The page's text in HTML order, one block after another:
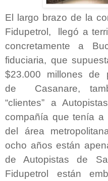
El largo brazo de la
Fidupetrol,
llegó a
concretamente a
fiduciaria, que
$23.000 millones de
de
Casanare,
“clientes” a
compañía que tenía a
del área
ocho años están
de Autopistas de
Fidupetrol están